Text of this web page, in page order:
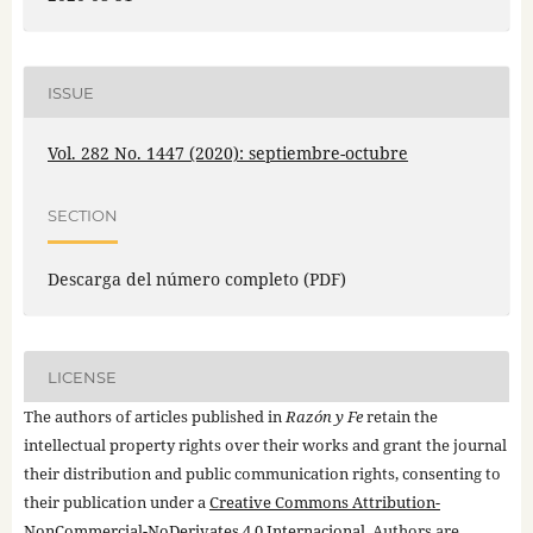
ISSUE
Vol. 282 No. 1447 (2020): septiembre-octubre
SECTION
Descarga del número completo (PDF)
LICENSE
The authors of articles published inRazón y Feretain the
intellectual property rights over their works and grant the journal
their distribution and public communication rights, consenting to
their publication under aCreative Commons Attribution-